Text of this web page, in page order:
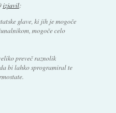
izjavil:
glave, ki jih je mogoče
mogoče celo
preveč raznolik
bi lahko sprogramiral te